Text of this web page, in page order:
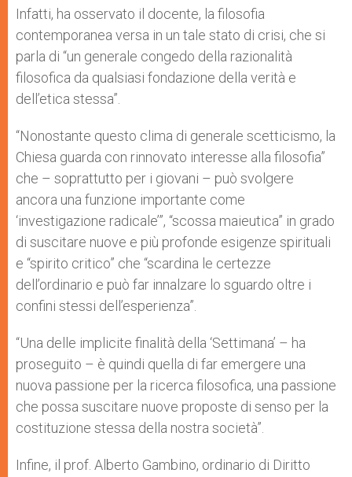
Infatti, ha osservato il docente, la filosofia
contemporanea versa in un tale stato di crisi, che si
parla di “un generale congedo della razionalità
filosofica da qualsiasi fondazione della verità e
dell’etica stessa”.
“Nonostante questo clima di generale scetticismo, la
Chiesa guarda con rinnovato interesse alla filosofia”
che – soprattutto per i giovani – può svolgere
ancora una funzione importante come
‘investigazione radicale’”, “scossa maieutica” in grado
di suscitare nuove e più profonde esigenze spirituali
e “spirito critico” che “scardina le certezze
dell’ordinario e può far innalzare lo sguardo oltre i
confini stessi dell’esperienza”.
“Una delle implicite finalità della ‘Settimana’ – ha
proseguito – è quindi quella di far emergere una
nuova passione per la ricerca filosofica, una passione
che possa suscitare nuove proposte di senso per la
costituzione stessa della nostra società”.
Infine, il prof. Alberto Gambino, ordinario di Diritto